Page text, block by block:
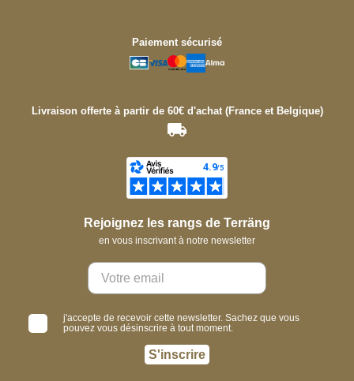
Paiement sécurisé
Livraison offerte à partir de 60€ d'achat (France et Belgique)
Rejoignez les rangs de Terräng
en vous inscrivant à notre newsletter
j'accepte de recevoir cette newsletter. Sachez que vous
pouvez vous désinscrire à tout moment.
S'inscrire